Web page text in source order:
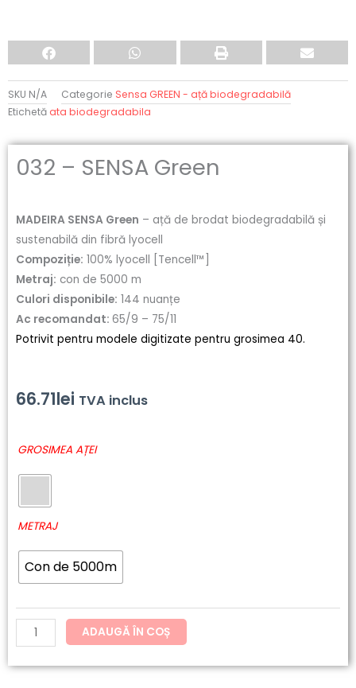
SKU N/A Categorie Sensa GREEN - ață biodegradabilă
Etichetă ata biodegradabila
032 – SENSA Green
MADEIRA SENSA Green – ață de brodat biodegradabilă și
sustenabilă din fibră lyocell
Compoziție: 100% lyocell [Tencell™]
Metraj: con de 5000 m
Culori disponibile: 144 nuanțe
Ac recomandat: 65/9 – 75/11
Potrivit pentru modele digitizate pentru grosimea 40.
66.71lei TVA inclus
GROSIMEA AȚEI
METRAJ
Con de 5000m
Cantitate
SENSA
Green
ADAUGĂ ÎN COȘ